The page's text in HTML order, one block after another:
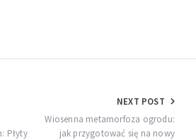
Płyty
NEXT POST
Wiosenna metamorfoza ogrodu:
jak przygotować się na nowy